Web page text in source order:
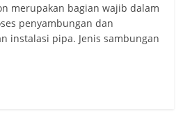
merupakan bagian wajib dalam
penyambungan dan
instalasi pipa. Jenis sambungan